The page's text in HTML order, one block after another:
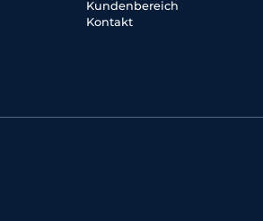
Kundenbereich
Kontakt